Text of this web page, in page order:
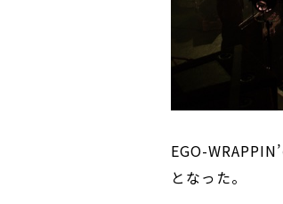
EGO-
となった。